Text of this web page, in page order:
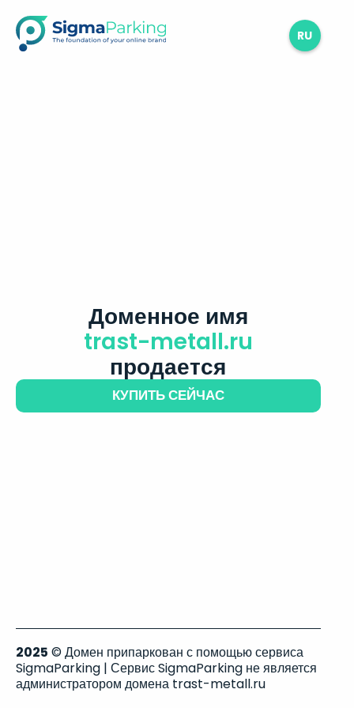
RU
Доменное имя
trast-metall.ru
продается
КУПИТЬ СЕЙЧАС
2025 © Домен припаркован с помощью сервиса
SigmaParking | Сервис SigmaParking не является
администратором домена trast-metall.ru